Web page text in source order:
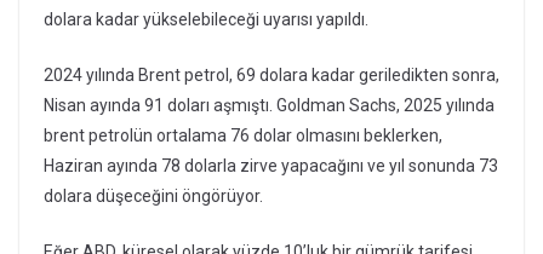
dolara kadar yükselebileceği uyarısı yapıldı.
2024 yılında Brent petrol, 69 dolara kadar geriledikten sonra,
Nisan ayında 91 doları aşmıştı. Goldman Sachs, 2025 yılında
brent petrolün ortalama 76 dolar olmasını beklerken,
Haziran ayında 78 dolarla zirve yapacağını ve yıl sonunda 73
dolara düşeceğini öngörüyor.